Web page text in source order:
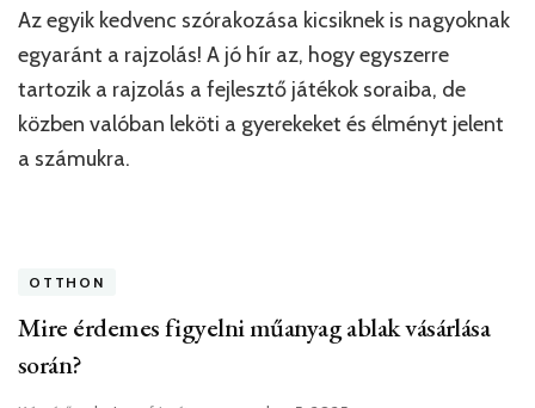
Az egyik kedvenc szórakozása kicsiknek is nagyoknak
egyaránt a rajzolás! A jó hír az, hogy egyszerre
tartozik a rajzolás a fejlesztő játékok soraiba, de
közben valóban leköti a gyerekeket és élményt jelent
a számukra.
OTTHON
Mire érdemes figyelni műanyag ablak vásárlása
során?